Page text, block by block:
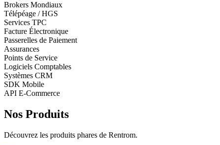
Brokers Mondiaux
Télépéage / HGS
Services TPC
Facture Électronique
Passerelles de Paiement
Assurances
Points de Service
Logiciels Comptables
Systèmes CRM
SDK Mobile
API E-Commerce
Nos Produits
Découvrez les produits phares de Rentrom.